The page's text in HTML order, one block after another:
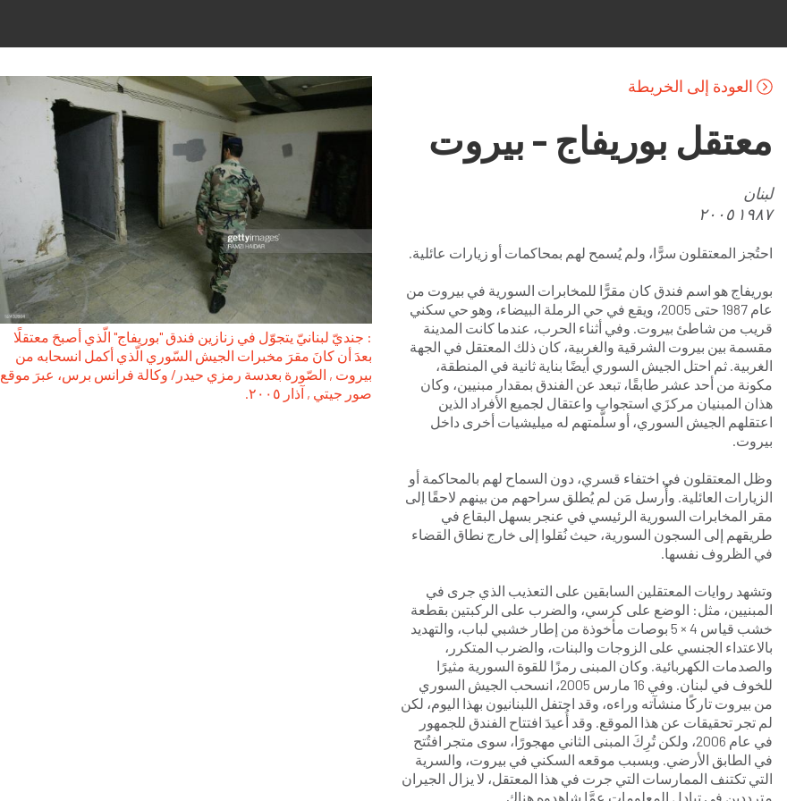
العودة إلى الخريطة
معتقل بوريفاج - بيروت
لبنان
۱۹۸۷ ۲۰۰٥
احتُجز المعتقلون سرًّا، ولم يُسمح لهم بمحاكمات أو زيارات عائلية.
بوريفاج هو اسم فندق كان مقرًّا للمخابرات السورية في بيروت من
عام 1987 حتى 2005، ويقع في حي الرملة البيضاء، وهو حي سكني
قريب من شاطئ بيروت. وفي أثناء الحرب، عندما كانت المدينة
مقسمة بين بيروت الشرقية والغربية، كان ذلك المعتقل في الجهة
الغربية. ثم احتل الجيش السوري أيضًا بناية ثانية في المنطقة،
مكونة من أحد عشر طابقًا، تبعد عن الفندق بمقدار مبنيين، وكان
هذان المبنيان مركزَي استجواب واعتقال لجميع الأفراد الذين
اعتقلهم الجيش السوري، أو سلَّمتهم له ميليشيات أخرى داخل
بيروت.
وظل المعتقلون في اختفاء قسري، دون السماح لهم بالمحاكمة أو
الزيارات العائلية. وأُرسل مَن لم يُطلق سراحهم من بينهم لاحقًا إلى
مقر المخابرات السورية الرئيسي في عنجر بسهل البقاع في
طريقهم إلى السجون السورية، حيث نُقلوا إلى خارج نطاق القضاء
في الظروف نفسها.
وتشهد روايات المعتقلين السابقين على التعذيب الذي جرى في
المبنيين، مثل: الوضع على كرسي، والضرب على الركبتين بقطعة
خشب قياس 4 × 5 بوصات مأخوذة من إطار خشبي لباب، والتهديد
بالاعتداء الجنسي على الزوجات والبنات، والضرب المتكرر،
والصدمات الكهربائية. وكان المبنى رمزًا للقوة السورية مثيرًا
للخوف في لبنان. وفي 16 مارس 2005، انسحب الجيش السوري
من بيروت تاركًا منشآته وراءه، وقد احتفل اللبنانيون بهذا اليوم، لكن
لم تجر تحقيقات عن هذا الموقع. وقد أُعيدَ افتتاح الفندق للجمهور
في عام 2006، ولكن تُرِكَ المبنى الثاني مهجورًا، سوى متجر افتُتح
في الطابق الأرضي. وبسبب موقعه السكني في بيروت، والسرية
التي تكتنف الممارسات التي جرت في هذا المعتقل، لا يزال الجيران
مترددين في تبادل المعلومات عمَّا شاهدوه هناك.
: جنديّ لبنانيّ يتجوّل في زنازين فندق "بوريفاج" الّذي أصبحَ معتقلًا
بعدَ أن كانَ مقرَ مخبرات الجيش السّوري الّذي أكمل انسحابه من
بيروت , الصّورة بعدسة رمزي حيدر/ وكالة فرانس برس، عبرَ موقع
صور جيتي , آذار ۲۰۰٥.